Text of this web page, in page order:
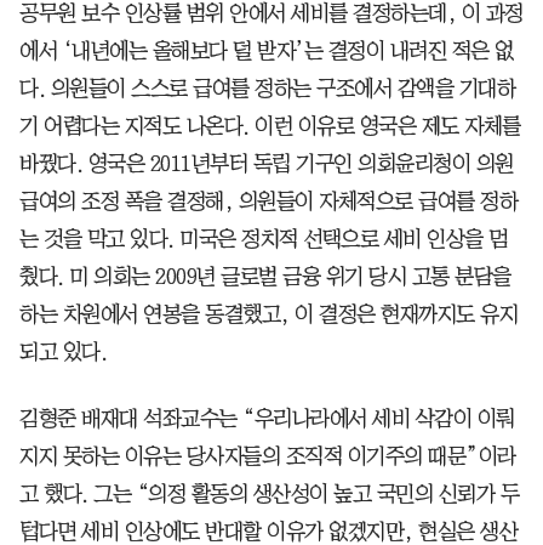
공무원 보수 인상률 범위 안에서 세비를 결정하는데, 이 과정
에서 ‘내년에는 올해보다 덜 받자’는 결정이 내려진 적은 없
다. 의원들이 스스로 급여를 정하는 구조에서 감액을 기대하
기 어렵다는 지적도 나온다. 이런 이유로 영국은 제도 자체를
바꿨다. 영국은 2011년부터 독립 기구인 의회윤리청이 의원
급여의 조정 폭을 결정해, 의원들이 자체적으로 급여를 정하
는 것을 막고 있다. 미국은 정치적 선택으로 세비 인상을 멈
췄다. 미 의회는 2009년 글로벌 금융 위기 당시 고통 분담을
하는 차원에서 연봉을 동결했고, 이 결정은 현재까지도 유지
되고 있다.
김형준 배재대 석좌교수는 “우리나라에서 세비 삭감이 이뤄
지지 못하는 이유는 당사자들의 조직적 이기주의 때문”이라
고 했다. 그는 “의정 활동의 생산성이 높고 국민의 신뢰가 두
텁다면 세비 인상에도 반대할 이유가 없겠지만, 현실은 생산